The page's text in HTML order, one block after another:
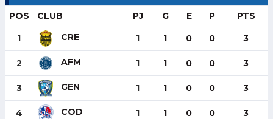
POS CLUB PJ G E P PTS
1 CRE 1 1 0 0 3
2 AFM 1 1 0 0 3
3 GEN 1 1 0 0 3
4 COD 1 1 0 0 3